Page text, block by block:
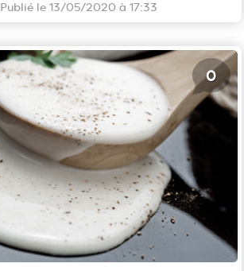
Publié le 13/05/2020 à 17:33
0